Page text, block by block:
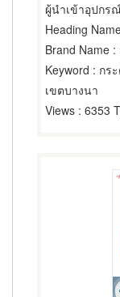
ผู้นำเข้าอุปกร
Heading
Brand Name :
Keyword : กร
เขตบางนา
Views : 6353